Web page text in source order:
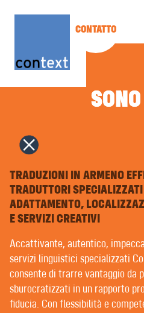
CONTEXT® – CHI SIAMO
FILM & TV | SCENEGGIATURE
EDITORIA AZIENDALE
COPYWRITING | TESTI
PUBLIC RELATION
RICERCA DEL NOME | NOMI
DESIGN GRAFICO | MULTIMEDIA
COMPOSIZIONE IN LINGUA
FORMAZIONE LINGUISTICA |
LINGUAGGIO FACILE |
TRADUZIONE AUTOMATICA
POST-EDITING | REVISIONE
EDITING E CORREZIONE DI
NOTE LEGALI
PROTEZIONE DEI
DATI
TRADUZIONI IN ARMENO
TRADUTTORI
ADATTAMENTO,
E SERVIZI CREATIVI
Accattivante, autentico,
servizi linguistici specializzati
consente di trarre vantaggio da
sburocratizzati in un rapporto
fiducia. Con flessibilità e
CONTATTO